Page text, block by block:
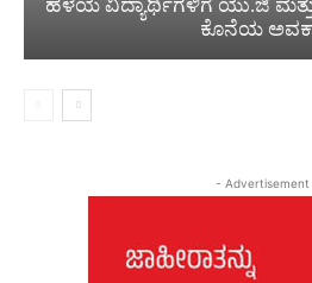
ಹಳೆಯ ವಿದ್ಯಾರ್ಥಿಗಳಿಗೆ ಯು.ಜಿ
ಕೊನೆಯ
- Advertisement